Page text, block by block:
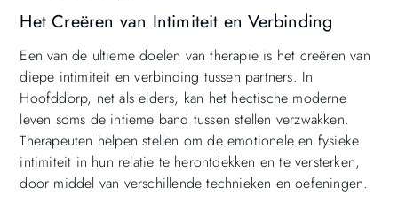
Het Creëren van Intimiteit en Verbinding
Een van de ultieme doelen van therapie is het creëren van
diepe intimiteit en verbinding tussen partners. In
Hoofddorp, net als elders, kan het hectische moderne
leven soms de intieme band tussen stellen verzwakken.
Therapeuten helpen stellen om de emotionele en fysieke
intimiteit in hun relatie te herontdekken en te versterken,
door middel van verschillende technieken en oefeningen.